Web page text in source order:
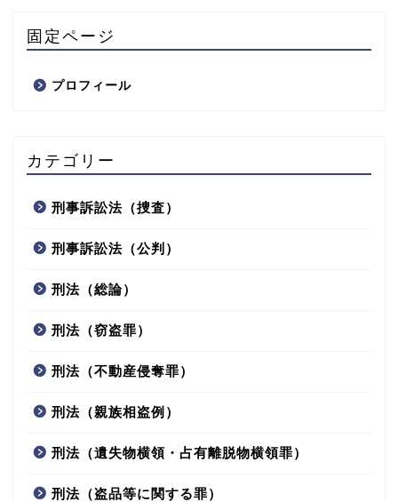
固定ページ
プロフィール
カテゴリー
刑事訴訟法（捜査）
刑事訴訟法（公判）
刑法（総論）
刑法（窃盗罪）
刑法（不動産侵奪罪）
刑法（親族相盗例）
刑法（遺失物横領・占有離脱物横領罪）
刑法（盗品等に関する罪）